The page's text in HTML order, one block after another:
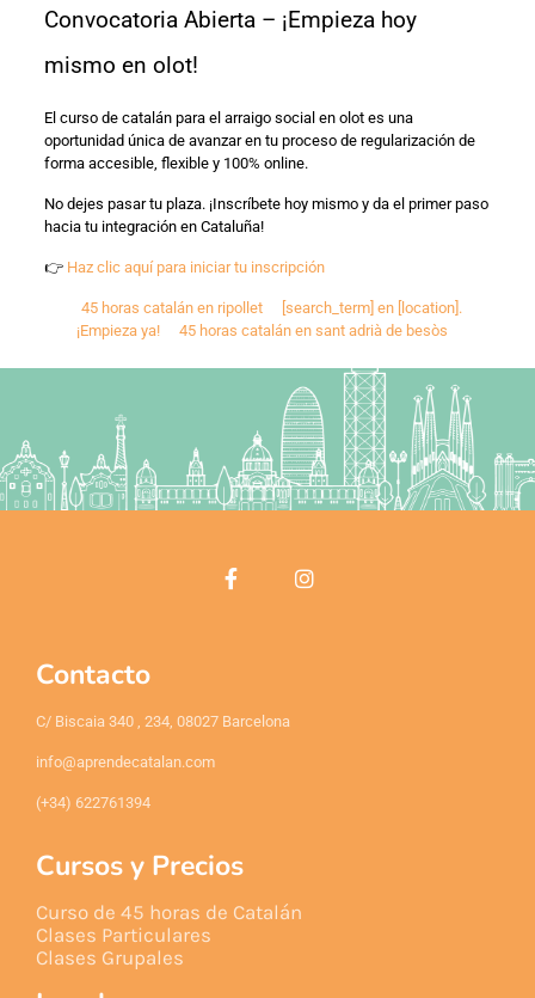
Convocatoria Abierta – ¡Empieza hoy
mismo en olot!
El curso de catalán para el arraigo social en olot es una
oportunidad única de avanzar en tu proceso de regularización de
forma accesible, flexible y 100% online.
No dejes pasar tu plaza. ¡Inscríbete hoy mismo y da el primer paso
hacia tu integración en Cataluña!
👉 Haz clic aquí para iniciar tu inscripción
45 horas catalán en ripollet
[search_term] en [location].
¡Empieza ya!
45 horas catalán en sant adrià de besòs
Contacto
C/ Biscaia 340 , 234, 08027 Barcelona
info@aprendecatalan.com
(+34) 622761394
Cursos y Precios
Curso de 45 horas de Catalán
Clases Particulares
Clases Grupales